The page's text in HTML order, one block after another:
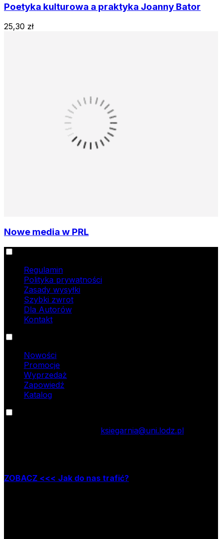
Poetyka kulturowa a praktyka Joanny Bator
25,30 zł
Nowe media w PRL
Regulamin
Polityka prywatności
Zasady wysyłki
Szybki zwrot
Dla Autorów
Kontakt
Nowości
Promocje
Wyprzedaż
Zapowiedź
Katalog
ksiegarnia@uni.lodz.pl
ZOBACZ <<< Jak do nas trafić?